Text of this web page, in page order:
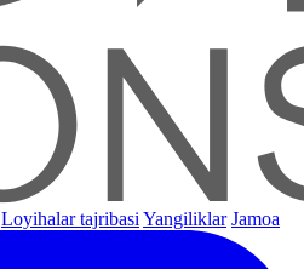
Loyihalar tajribasi Yangiliklar Jamoa